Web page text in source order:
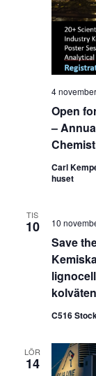
Open
–
4
Carl
huset
TIS
10
Save
10
C516
LÖR
14